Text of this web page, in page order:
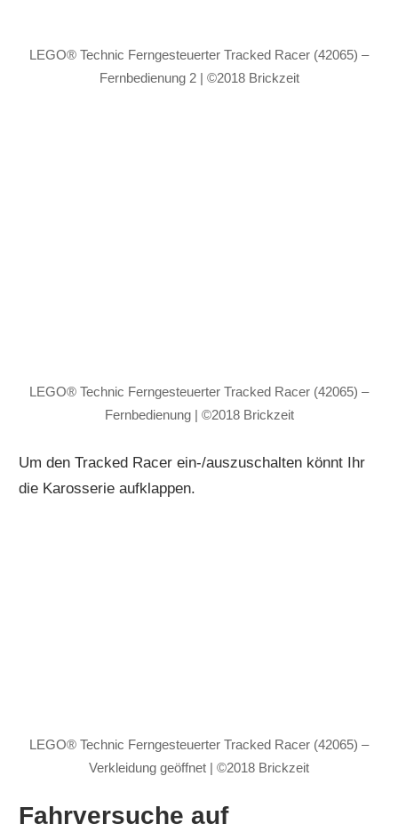
LEGO® Technic Ferngesteuerter Tracked Racer (42065) –
Fernbedienung 2 | ©2018 Brickzeit
LEGO® Technic Ferngesteuerter Tracked Racer (42065) –
Fernbedienung | ©2018 Brickzeit
Um den Tracked Racer ein-/auszuschalten könnt Ihr
die Karosserie aufklappen.
LEGO® Technic Ferngesteuerter Tracked Racer (42065) –
Verkleidung geöffnet | ©2018 Brickzeit
Fahrversuche auf